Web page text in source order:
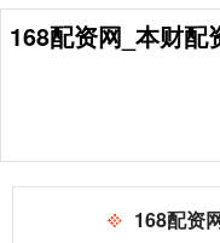
168配资网_本财配
168配资